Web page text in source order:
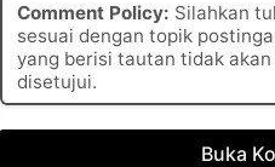
Comment Policy: Silahkan
sesuai dengan topik
yang berisi tautan tidak
disetujui.
Buka